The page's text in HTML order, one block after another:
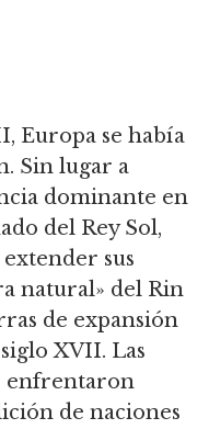
Europa se había
Sin lugar a
dominante en
del Rey Sol,
sus
natural» del Rin
de expansión
XVII. Las
enfrentaron
de naciones